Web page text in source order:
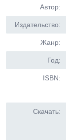
Автор:
Издательство:
Жанр:
Год:
ISBN:
Скачать: